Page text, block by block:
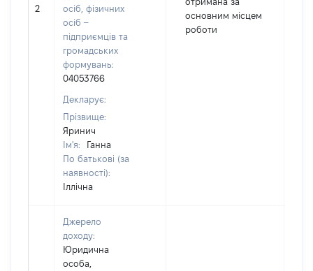
2
осіб, фізичних
осіб –
підприємців та
громадських
формувань:
04053766
Декларує:
Прізвище:
Яринич
Ім'я:
Ганна
По батькові (за
наявності):
Іллічна
основним місцем
роботи
Джерело
доходу:
Юридична
особа,